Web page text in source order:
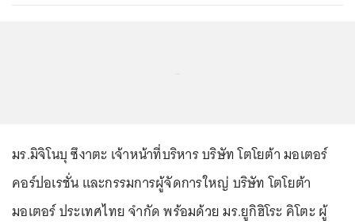
มร.มิจิโนบุ ซึงาตะ เจ้าหน้าที่บริหาร บริษัท โตโยต้า มอเตอร์
คอร์ปอเรชั่น และกรรมการผู้จัดการใหญ่ บริษัท โตโยต้า
มอเตอร์ ประเทศไทย จำกัด พร้อมด้วย มร.ยูกิฮิโระ คิโตะ ผู้